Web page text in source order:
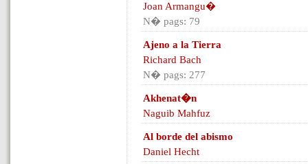
Joan Armangu�
N� pags: 79
Ajeno a la Tierra
Richard Bach
N� pags: 277
Akhenat�n
Naguib Mahfuz
Al borde del abismo
Daniel Hecht